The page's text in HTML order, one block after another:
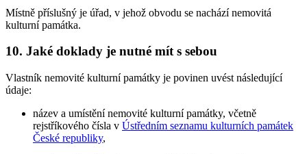
Místně příslušný je úřad, v jehož obvodu se nachází nemovitá
kulturní památka.
10. Jaké doklady je nutné mít s sebou
Vlastník nemovité kulturní památky je povinen uvést následující
údaje:
název a umístění nemovité kulturní památky, včetně
rejstříkového čísla v Ústředním seznamu kulturních památek
České republiky,